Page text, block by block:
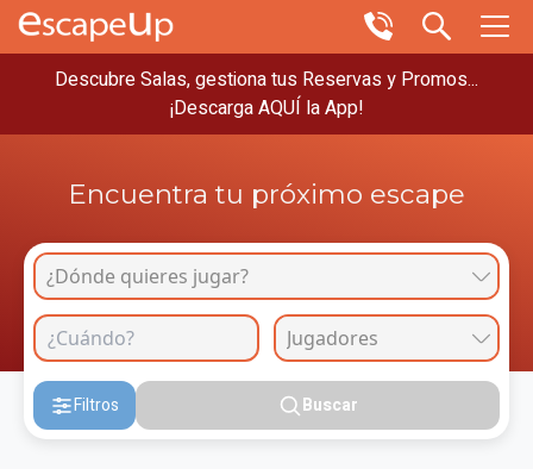
Descubre Salas, gestiona tus Reservas y Promos...
¡Descarga AQUÍ la App!
Encuentra tu próximo escape
Filtros Buscar